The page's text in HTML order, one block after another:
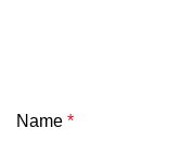
Name *